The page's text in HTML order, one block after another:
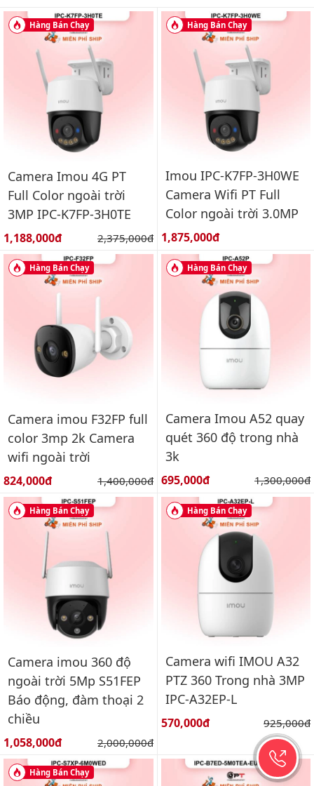
Hàng Bán Chạy
Camera Imou 4G PT
Full Color ngoài trời
3MP IPC-K7FP-3H0TE
Giá bán:
1,188,000đ Giá gốc:
2,375,000đ
Hàng Bán Chạy
Imou IPC-K7FP-3H0WE
Camera Wifi PT Full
Color ngoài trời 3.0MP
Giá bán:
1,875,000đ
Hàng Bán Chạy
Camera imou F32FP full
color 3mp 2k Camera
wifi ngoài trời
Giá bán:
824,000đ Giá gốc:
1,400,000đ
Hàng Bán Chạy
Camera Imou A52 quay
quét 360 độ trong nhà
3k
Giá bán:
695,000đ Giá gốc:
1,300,000đ
Hàng Bán Chạy
Camera imou 360 độ
ngoài trời 5Mp S51FEP
Báo động, đàm thoại 2
chiều
Giá bán:
1,058,000đ Giá gốc:
2,000,000đ
Hàng Bán Chạy
Camera wifi IMOU A32
PTZ 360 Trong nhà 3MP
IPC-A32EP-L
Giá bán:
570,000đ Giá gốc:
925,000đ
Hàng Bán Chạy